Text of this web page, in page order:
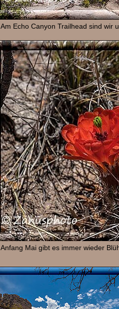
Am Echo Canyon Trailhead sind wir
Anfang Mai gibt es immer wieder